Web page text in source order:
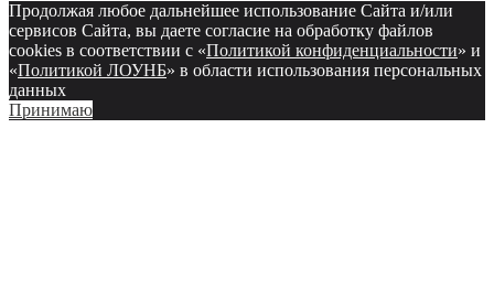
Продолжая любое дальнейшее использование Сайта и/или
сервисов Сайта, вы даете согласие на обработку файлов
cookies в соответствии с «Политикой конфиденциальности» и
«Политикой ЛОУНБ» в области использования персональных
данных
Принимаю